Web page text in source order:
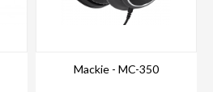
Mackie - MC-350